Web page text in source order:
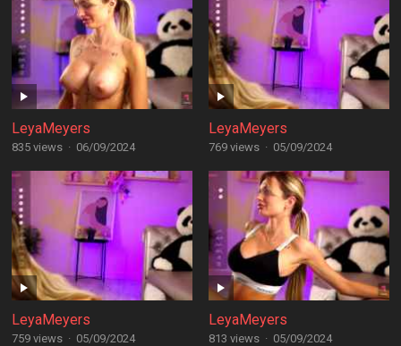
LeyaMeyers
835 views · 06/09/2024
LeyaMeyers
769 views · 05/09/2024
LeyaMeyers
759 views · 05/09/2024
LeyaMeyers
813 views · 05/09/2024